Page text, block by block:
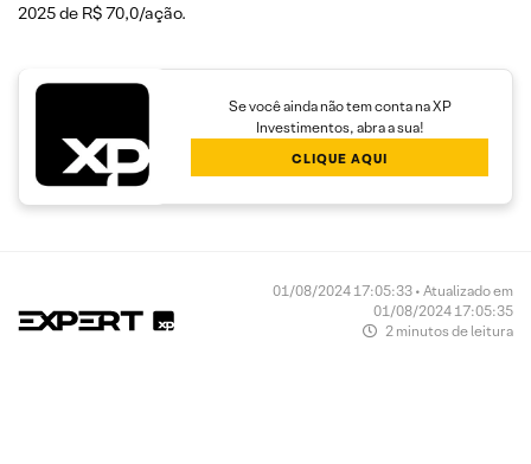
2025 de R$ 70,0/ação.
Se você ainda não tem conta na XP
Investimentos, abra a sua!
CLIQUE AQUI
01/08/2024 17:05:33 • Atualizado em
01/08/2024 17:05:35
2 minutos de leitura